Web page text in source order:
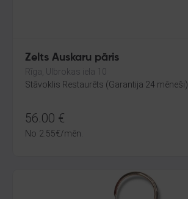
Zelts Auskaru pāris
Rīga, Ulbrokas iela 10
Stāvoklis Restaurēts (Garantija 24 mēneši)
56.00 €
No 2.55€/mēn.